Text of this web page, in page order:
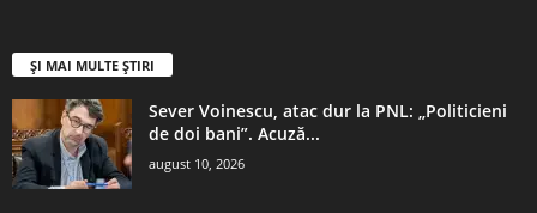
ȘI MAI MULTE ȘTIRI
Sever Voinescu, atac dur la PNL: „Politicieni
de doi bani”. Acuză...
august 10, 2026